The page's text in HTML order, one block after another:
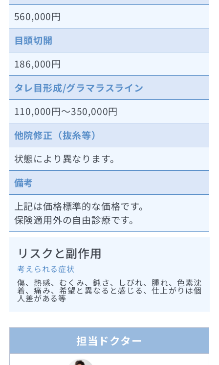
560,000円
目頭切開
186,000円
タレ目形成/グラマラスライン
110,000円～350,000円
他院修正（抜糸等）
状態により異なります。
備考
上記は価格標準的な価格です。
保険適用外の自由診療です。
リスクと副作用
考えられる症状
傷、熱感、むくみ、鈍さ、しびれ、腫れ、色素沈
着、痛み、希望と異なると感じる、仕上がりは個
人差がある等
担当ドクター